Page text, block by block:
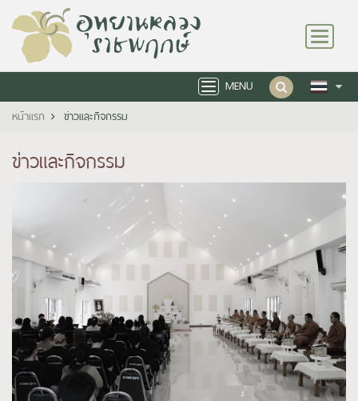
Toggle
navigation
MENU
Toggle
navigation
หน้าแรก ข่าวและกิจกรรม
ข่าวและกิจกรรม